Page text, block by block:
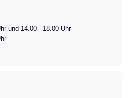
und 14.00 - 18.00 Uhr